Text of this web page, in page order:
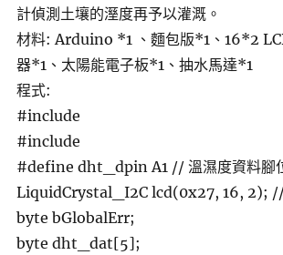
計偵測土壤的溼度再予以灌溉。
材料: Arduino *1 、麵包版*1、16*2
器*1、太陽能電子板*1、抽水馬達*1
程式:
#include
#include
#define dht_dpin A1 // 溫濕度資料腳
LiquidCrystal_I2C lcd(0x27, 16, 2);
byte bGlobalErr;
byte dht_dat[5];